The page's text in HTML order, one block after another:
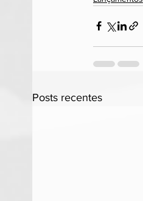
Posts recentes